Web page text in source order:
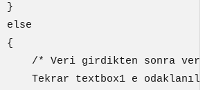
}
else
{
/* Veri girdikten sonra
Tekrar textbox1 e